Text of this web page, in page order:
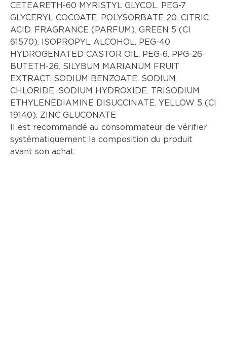
CETEARETH-60 MYRISTYL GLYCOL. PEG-7
GLYCERYL COCOATE. POLYSORBATE 20. CITRIC
ACID. FRAGRANCE (PARFUM). GREEN 5 (CI
61570). ISOPROPYL ALCOHOL. PEG-40
HYDROGENATED CASTOR OIL. PEG-6. PPG-26-
BUTETH-26. SILYBUM MARIANUM FRUIT
EXTRACT. SODIUM BENZOATE. SODIUM
CHLORIDE. SODIUM HYDROXIDE. TRISODIUM
ETHYLENEDIAMINE DISUCCINATE. YELLOW 5 (CI
19140). ZINC GLUCONATE
Il est recommandé au consommateur de vérifier
systématiquement la composition du produit
avant son achat.